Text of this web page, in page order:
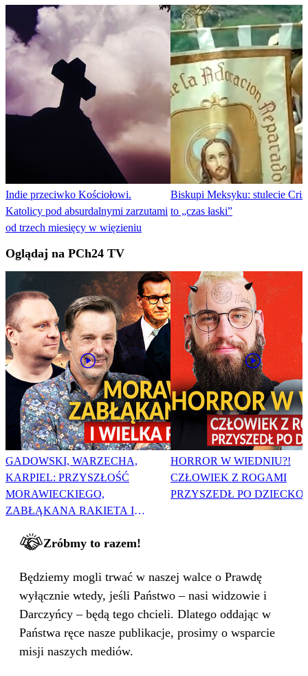
Indie przeciwko Kościołowi.
Katolicy pod absurdalnymi zarzutami
od trzech miesięcy w więzieniu
Biskupi Meksyku: stulecie
to „czas łaski”
Oglądaj na PCh24 TV
GADOWSKI, WARZECHA,
KARPIEL: PRZYSZŁOŚĆ
MORAWIECKIEGO,
ZABŁĄKANA RAKIETA I
HORROR W WIEDNIU?!
CZŁOWIEK Z ROGAMI
PRZYSZEDŁ PO DZIECKO
Zróbmy to razem!
Będziemy mogli trwać w naszej walce o Prawdę
wyłącznie wtedy, jeśli Państwo – nasi widzowie i
Darczyńcy – będą tego chcieli. Dlatego oddając w
Państwa ręce nasze publikacje, prosimy o wsparcie
misji naszych mediów.